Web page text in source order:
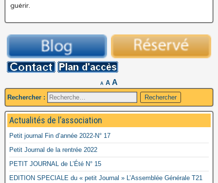
guérir.
A A A
Rechercher :
Actualités de l’association
Petit journal Fin d’année 2022-N° 17
Petit Journal de la rentrée 2022
PETIT JOURNAL de L’Été N° 15
EDITION SPECIALE du « petit Journal » L’Assemblée Générale T21